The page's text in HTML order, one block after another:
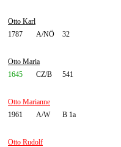
Otto Karl
1787
A/NÖ 32
Otto Maria
1645
CZ/B 541
Otto Marianne
1961
A/W B 1a
Otto Rudolf